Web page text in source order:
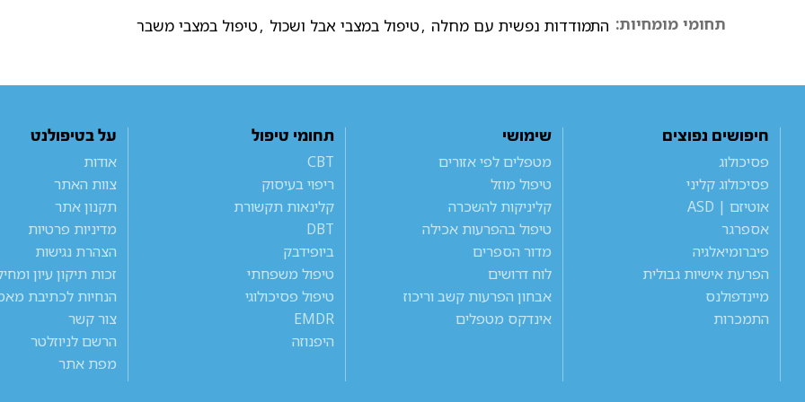
תחומי מומחיות: התמודדות נפשית עם מחלה ,טיפול במצבי אבל ושכול ,טיפול במצבי משבר
חיפושים נפוצים
פסיכולוג
פסיכולוג קליני
אוטיזם | ASD
אספרגר
פיברומיאלגיה
הפרעת אישיות גבולית
מיינדפולנס
התמכרות
שימושי
מטפלים לפי אזורים
טיפול מוזל
קליניקות להשכרה
טיפול בהפרעות אכילה
מדור הספרים
לוח דרושים
אבחון הפרעות קשב וריכוז
אינדקס מטפלים
תחומי טיפול
CBT
ריפוי בעיסוק
קלינאות תקשורת
DBT
ביופידבק
טיפול משפחתי
טיפול פסיכולוגי
EMDR
היפנוזה
על בטיפולנט
אודות
צוות האתר
תקנון אתר
מדיניות פרטיות
הצהרת נגישות
זכות תיקון עיון
הנחיות לכתיבת
צור קשר
הרשם לניוזלטר
מפת אתר